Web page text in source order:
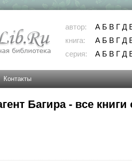
автор: А Б В Г Д
книга:
А Б В Г Д
серия:
А Б В Г Д
Контакты
Багира - все книги